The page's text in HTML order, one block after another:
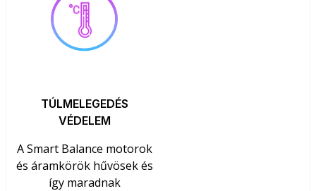
TÚLMELEGEDÉS
VÉDELEM
A Smart Balance motorok
és áramkörök hűvösek és
így maradnak